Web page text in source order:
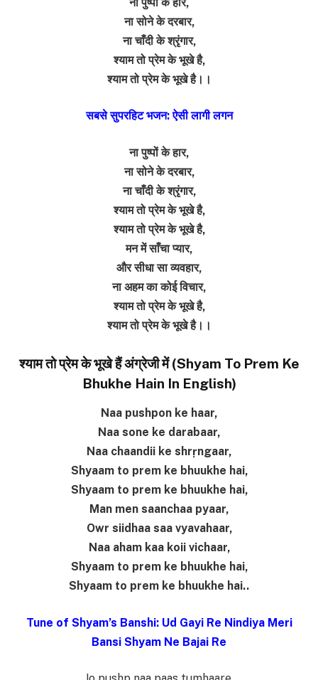
ना सोने के दरबार,
ना चाँदी के श्रृंगार,
श्याम तो प्रेम के भूखे है,
श्याम तो प्रेम के भूखे है।।
सबसे सुपरहिट भजन: ऐसी लागी लगन
ना पुष्पों के हार,
ना सोने के दरबार,
ना चाँदी के श्रृंगार,
श्याम तो प्रेम के भूखे है,
श्याम तो प्रेम के भूखे है,
मन में साँचा प्यार,
और सीधा सा व्यवहार,
ना अहम का कोई विचार,
श्याम तो प्रेम के भूखे है,
श्याम तो प्रेम के भूखे है।।
श्याम तो प्रेम के भूखे हैं अंग्रेजी में (Shyam To Prem Ke
Bhukhe Hain In English)
Naa pushpon ke haar,
Naa sone ke darabaar,
Naa chaandii ke shrṛngaar,
Shyaam to prem ke bhuukhe hai,
Shyaam to prem ke bhuukhe hai,
Man men saanchaa pyaar,
Owr siidhaa saa vyavahaar,
Naa aham kaa koii vichaar,
Shyaam to prem ke bhuukhe hai,
Shyaam to prem ke bhuukhe hai..
Tune of Shyam’s Banshi: Ud Gayi Re Nindiya Meri
Bansi Shyam Ne Bajai Re